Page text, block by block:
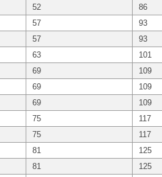
52 86
57 93
57 93
63 101
69 109
69 109
69 109
75 117
75 117
81 125
81 125